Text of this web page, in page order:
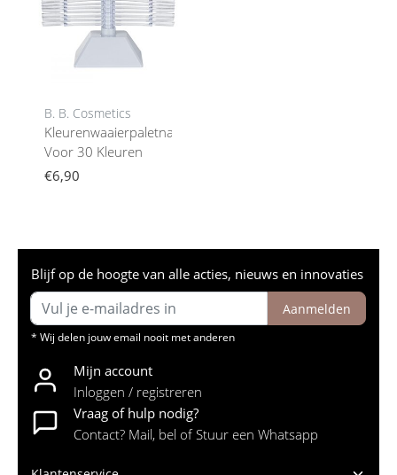
B. B. Cosmetics
Kleurenwaaierpaletnailstylingshowpalet
Voor 30 Kleuren
€6,90
Blijf op de hoogte van alle acties, nieuws en innovaties
Aanmelden
* Wij delen jouw email nooit met anderen
Mijn account
Inloggen / registreren
Vraag of hulp nodig?
Contact? Mail, bel of Stuur een Whatsapp